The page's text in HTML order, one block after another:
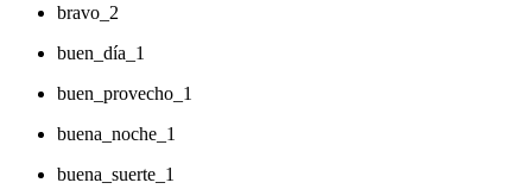
bravo_2
buen_día_1
buen_provecho_1
buena_noche_1
buena_suerte_1